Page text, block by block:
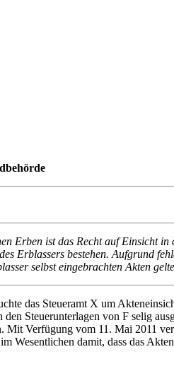
Erben ist das Recht auf Einsicht in
Erblassers bestehen. Aufgrund
selbst eingebrachten Akten
das Steueramt X um
Steuerunterlagen von F selig
Mit Verfügung vom 11. Mai 2011
Wesentlichen damit, dass das